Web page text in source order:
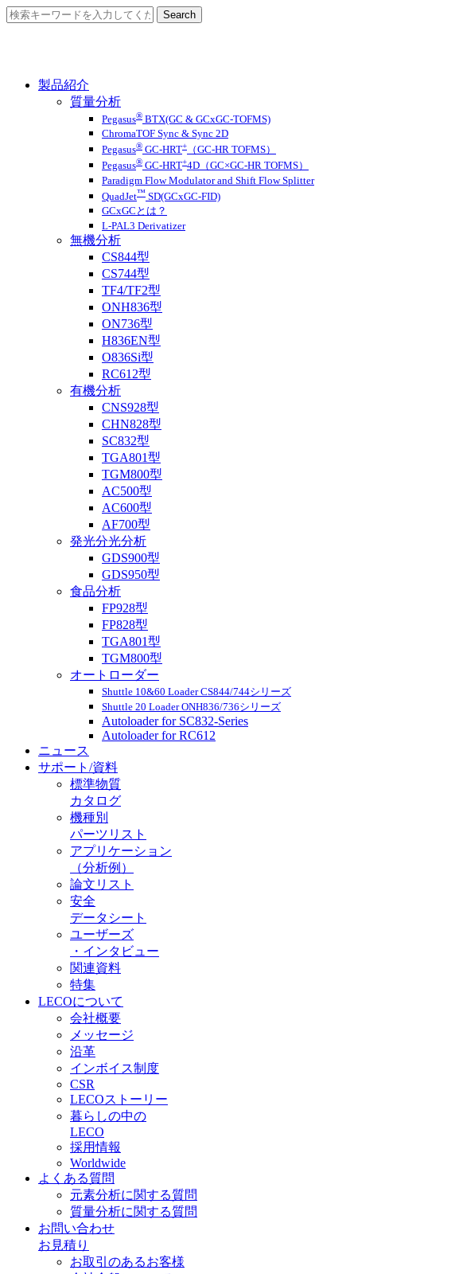
製品紹介
質量分析
Pegasus® BTX(GC & GCxGC-TOFMS)
ChromaTOF Sync & Sync 2D
Pegasus® GC-HRT+
（GC-HR TOFMS）
Pegasus® GC-HRT+4D（GC×GC-HR TOFMS）
Paradigm Flow Modulator and Shift Flow Splitter
QuadJet™ SD(GCxGC-FID)
GCxGCとは？
L-PAL3 Derivatizer
無機分析
CS844型
CS744型
TF4/TF2型
ONH836型
ON736型
H836EN型
O836Si型
RC612型
有機分析
CNS928型
CHN828型
SC832型
TGA801型
TGM800型
AC500型
AC600型
AF700型
発光分光分析
GDS900型
GDS950型
食品分析
FP928型
FP828型
TGA801型
TGM800型
オートローダー
Shuttle 10&60 Loader CS844/744シリーズ
Shuttle 20 Loader ONH836/736シリーズ
Autoloader for SC832-Series
Autoloader for RC612
ニュース
サポート/資料
標準物質
カタログ
機種別
パーツリスト
アプリケーション
（分析例）
論文リスト
安全
データシート
ユーザーズ
・インタビュー
関連資料
特集
LECOについて
会社概要
メッセージ
沿革
インボイス制度
CSR
LECOストーリー
暮らしの中の
LECO
採用情報
Worldwide
よくある質問
元素分析に関する質問
質量分析に関する質問
お問い合わせ
お見積り
お取引のあるお客様